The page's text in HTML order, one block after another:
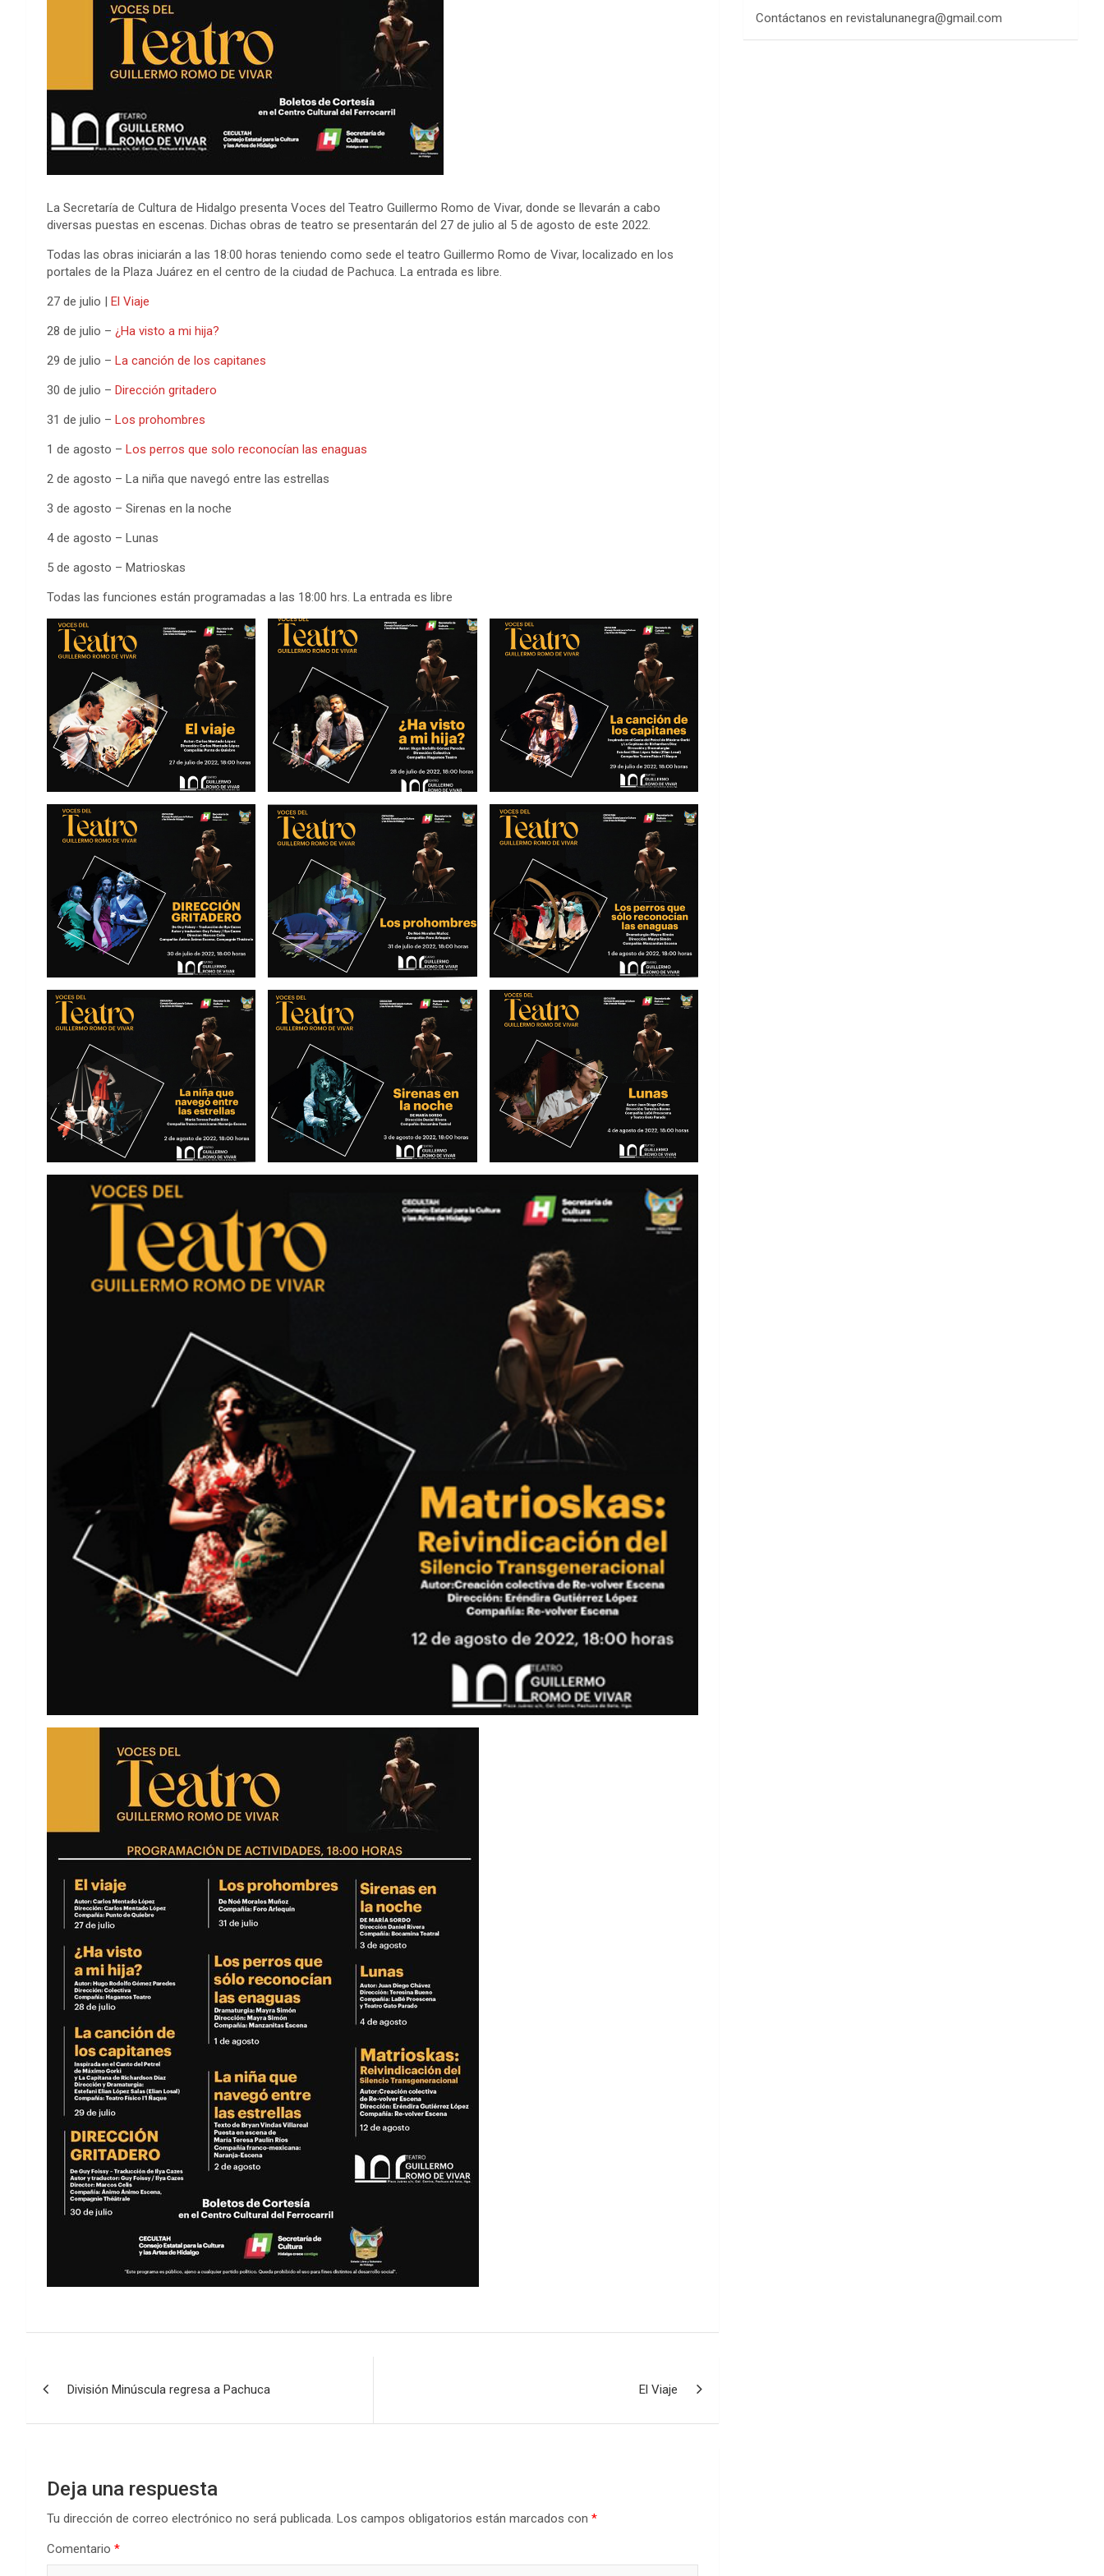
La Secretaría de Cultura de Hidalgo presenta Voces del Teatro Guillermo Romo de Vivar, donde se llevarán a cabo
diversas puestas en escenas. Dichas obras de teatro se presentarán del 27 de julio al 5 de agosto de este 2022.
Todas las obras iniciarán a las 18:00 horas teniendo como sede el teatro Guillermo Romo de Vivar, localizado en los
portales de la Plaza Juárez en el centro de la ciudad de Pachuca. La entrada es libre.
27 de julio | El Viaje
28 de julio – ¿Ha visto a mi hija?
29 de julio – La canción de los capitanes
30 de julio – Dirección gritadero
31 de julio – Los prohombres
1 de agosto – Los perros que solo reconocían las enaguas
2 de agosto – La niña que navegó entre las estrellas
3 de agosto – Sirenas en la noche
4 de agosto – Lunas
5 de agosto – Matrioskas
Todas las funciones están programadas a las 18:00 hrs. La entrada es libre
División Minúscula regresa a Pachuca El Viaje
Deja una respuesta
Tu dirección de correo electrónico no será publicada. Los campos obligatorios están marcados con *
Comentario *
Contáctanos en revistalunanegra@gmail.com